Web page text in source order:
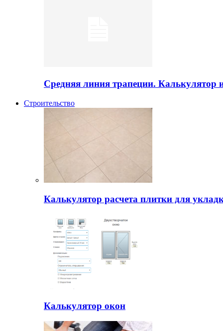
Средняя линия трапеции.
Строительство
Калькулятор расчета плитки для
Калькулятор окон